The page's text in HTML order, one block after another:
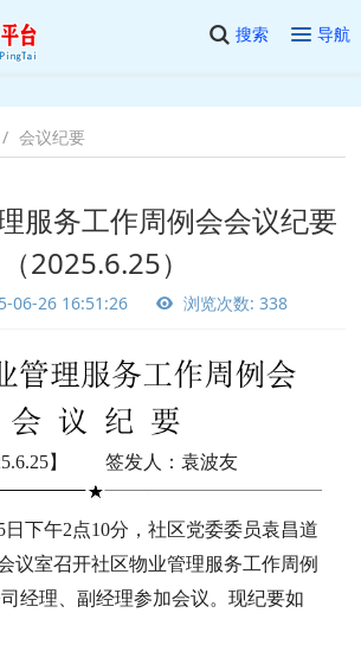
搜索 导航
会议纪要
服务工作周例会会议纪要
（2025.6.25）
06-26 16:51:26 浏览次数: 338
】 签发人：袁波友
日下午2点10分，社区党委委员袁昌道
议室召开社区物业管理服务工作周例
经理、副经理参加会议。现纪要如